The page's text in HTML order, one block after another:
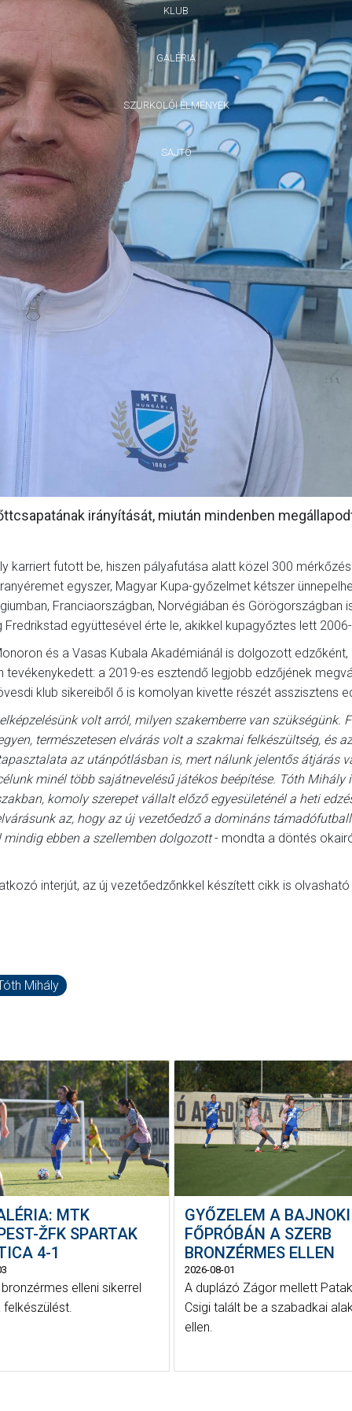
KLUB
GALÉRIA
SZURKOLÓI ÉLMÉNYEK
SAJTÓ
irányítását, miután mindenben
karriert futott be, hiszen pályafutása alatt közel 300
egyszer, Magyar Kupa-győzelmet kétszer
Franciaországban, Norvégiában és Görögországban
együttesével érte le, akikkel kupagyőztes lett
és a Vasas Kubala Akadémiánál is dolgozott edzőként,
a 2019-es esztendő legjobb edzőjének
klub sikereiből ő is komolyan kivette részét asszisztens
volt arról, milyen szakemberre van szükségünk.
természetesen elvárás volt a szakmai felkészültség, és
az utánpótlásban is, mert nálunk jelentős átjárás
minél több sajátnevelésű játékos beépítése. Tóth Mihály
komoly szerepet vállalt előző egyesületénél a heti
az, hogy az új vezetőedző a domináns
ebben a szellemben dolgozott- mondta a döntés
interjút, az új vezetőedzőnkkel készített cikk is
Mihály
MTK
ŽFK SPARTAK
4-1
elleni sikerrel
felkészülést.
GYŐZELEM A BAJNOKI
FŐPRÓBÁN A SZERB
BRONZÉRMES ELLEN
2026-08-01
A duplázó Zágor mellett
Csigi talált be a szabadkai
ellen.